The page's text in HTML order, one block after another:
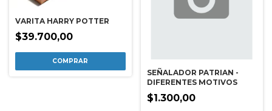
VARITA HARRY POTTER
$39.700,00
SEÑALADOR PATRIAN -
DIFERENTES MOTIVOS
$1.300,00